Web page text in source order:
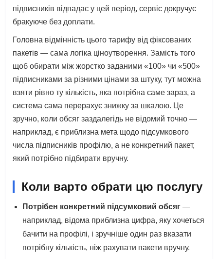
підписників відпадає у цей період, сервіс докручує
бракуюче без доплати.
Головна відмінність цього тарифу від фіксованих
пакетів — сама логіка ціноутворення. Замість того
щоб обирати між жорстко заданими «100» чи «500»
підписниками за різними цінами за штуку, тут можна
взяти рівно ту кількість, яка потрібна саме зараз, а
система сама перерахує знижку за шкалою. Це
зручно, коли обсяг заздалегідь не відомий точно —
наприклад, є приблизна мета щодо підсумкового
числа підписників профілю, а не конкретний пакет,
який потрібно підбирати вручну.
Коли варто обрати цю послугу
Потрібен конкретний підсумковий обсяг —
наприклад, відома приблизна цифра, яку хочеться
бачити на профілі, і зручніше один раз вказати
потрібну кількість, ніж рахувати пакети вручну.